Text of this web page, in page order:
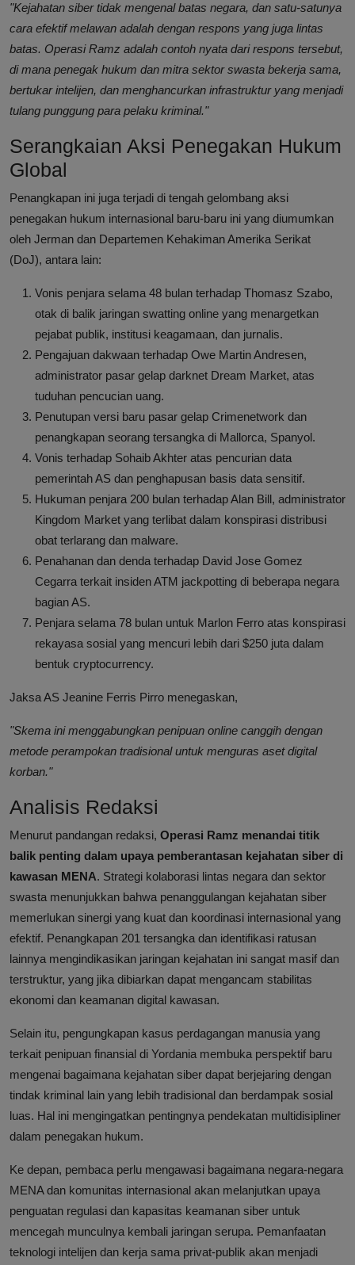
"Kejahatan siber tidak mengenal batas negara, dan satu-satunya
cara efektif melawan adalah dengan respons yang juga lintas
batas. Operasi Ramz adalah contoh nyata dari respons tersebut,
di mana penegak hukum dan mitra sektor swasta bekerja sama,
bertukar intelijen, dan menghancurkan infrastruktur yang menjadi
tulang punggung para pelaku kriminal."
Serangkaian Aksi Penegakan Hukum
Global
Penangkapan ini juga terjadi di tengah gelombang aksi
penegakan hukum internasional baru-baru ini yang diumumkan
oleh Jerman dan Departemen Kehakiman Amerika Serikat
(DoJ), antara lain:
Vonis penjara selama 48 bulan terhadap Thomasz Szabo,
otak di balik jaringan swatting online yang menargetkan
pejabat publik, institusi keagamaan, dan jurnalis.
Pengajuan dakwaan terhadap Owe Martin Andresen,
administrator pasar gelap darknet Dream Market, atas
tuduhan pencucian uang.
Penutupan versi baru pasar gelap Crimenetwork dan
penangkapan seorang tersangka di Mallorca, Spanyol.
Vonis terhadap Sohaib Akhter atas pencurian data
pemerintah AS dan penghapusan basis data sensitif.
Hukuman penjara 200 bulan terhadap Alan Bill, administrator
Kingdom Market yang terlibat dalam konspirasi distribusi
obat terlarang dan malware.
Penahanan dan denda terhadap David Jose Gomez
Cegarra terkait insiden ATM jackpotting di beberapa negara
bagian AS.
Penjara selama 78 bulan untuk Marlon Ferro atas konspirasi
rekayasa sosial yang mencuri lebih dari $250 juta dalam
bentuk cryptocurrency.
Jaksa AS Jeanine Ferris Pirro menegaskan,
"Skema ini menggabungkan penipuan online canggih dengan
metode perampokan tradisional untuk menguras aset digital
korban."
Analisis Redaksi
Menurut pandangan redaksi, Operasi Ramz menandai titik
balik penting dalam upaya pemberantasan kejahatan siber di
kawasan MENA. Strategi kolaborasi lintas negara dan sektor
swasta menunjukkan bahwa penanggulangan kejahatan siber
memerlukan sinergi yang kuat dan koordinasi internasional yang
efektif. Penangkapan 201 tersangka dan identifikasi ratusan
lainnya mengindikasikan jaringan kejahatan ini sangat masif dan
terstruktur, yang jika dibiarkan dapat mengancam stabilitas
ekonomi dan keamanan digital kawasan.
Selain itu, pengungkapan kasus perdagangan manusia yang
terkait penipuan finansial di Yordania membuka perspektif baru
mengenai bagaimana kejahatan siber dapat berjejaring dengan
tindak kriminal lain yang lebih tradisional dan berdampak sosial
luas. Hal ini mengingatkan pentingnya pendekatan multidisipliner
dalam penegakan hukum.
Ke depan, pembaca perlu mengawasi bagaimana negara-negara
MENA dan komunitas internasional akan melanjutkan upaya
penguatan regulasi dan kapasitas keamanan siber untuk
mencegah munculnya kembali jaringan serupa. Pemanfaatan
teknologi intelijen dan kerja sama privat-publik akan menjadi